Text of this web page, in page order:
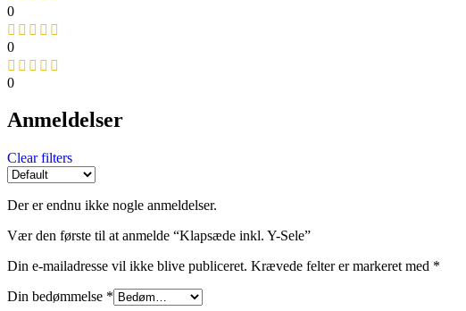
0
0
0
Anmeldelser
Clear filters
Der er endnu ikke nogle anmeldelser.
Vær den første til at anmelde “Klapsæde inkl. Y-Sele”
Din e-mailadresse vil ikke blive publiceret. Krævede felter er markeret med *
Din bedømmelse *